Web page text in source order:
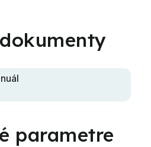
parametre